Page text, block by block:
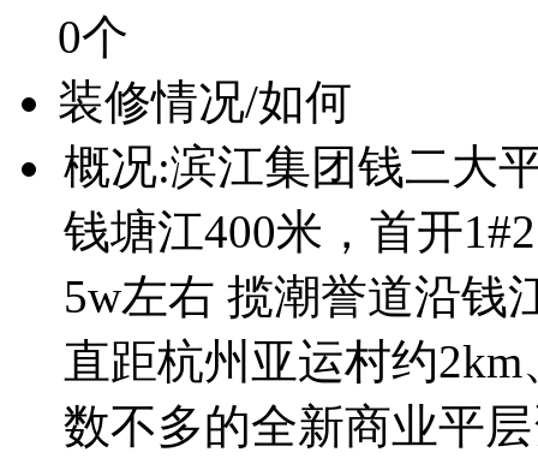
0个
装修情况/如何
概况:滨江集团钱二大
钱塘江400米，首开
5w左右 揽潮誉道沿钱
直距杭州亚运村约
数不多的全新商业平